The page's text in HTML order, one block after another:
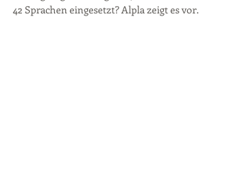
42 Sprachen eingesetzt? Alpla zeigt es vor.